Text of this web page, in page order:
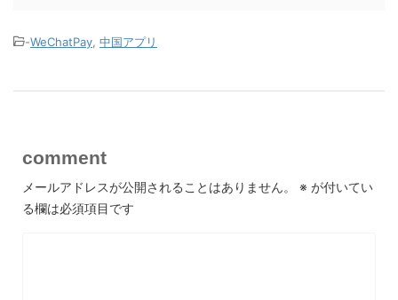
-WeChatPay 中国アプリ
comment
メールアドレスが公開されることはありません。 ※ が付いてい
る欄は必須項目です